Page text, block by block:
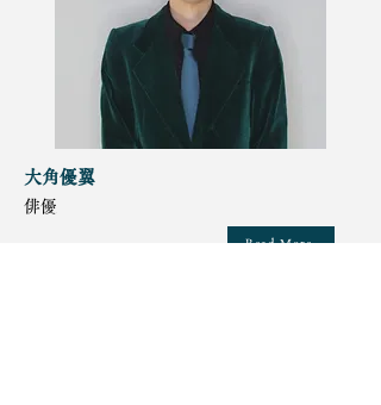
大角優翼
俳優
Read More